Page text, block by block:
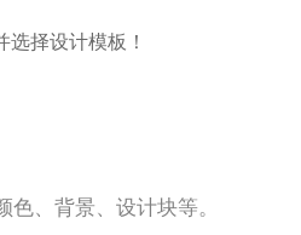
择设计模板！
、背景、设计块等。